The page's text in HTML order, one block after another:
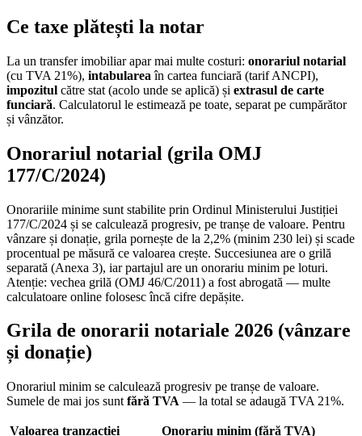
Ce taxe plătești la notar
La un transfer imobiliar apar mai multe costuri: onorariul notarial
(cu TVA 21%), intabularea în cartea funciară (tarif ANCPI),
impozitul către stat (acolo unde se aplică) și extrasul de carte
funciară. Calculatorul le estimează pe toate, separat pe cumpărător
și vânzător.
Onorariul notarial (grila OMJ
177/C/2024)
Onorariile minime sunt stabilite prin Ordinul Ministerului Justiției
177/C/2024 și se calculează progresiv, pe tranșe de valoare. Pentru
vânzare și donație, grila pornește de la 2,2% (minim 230 lei) și scade
procentual pe măsură ce valoarea crește. Succesiunea are o grilă
separată (Anexa 3), iar partajul are un onorariu minim pe loturi.
Atenție: vechea grilă (OMJ 46/C/2011) a fost abrogată — multe
calculatoare online folosesc încă cifre depășite.
Grila de onorarii notariale 2026 (vânzare
și donație)
Onorariul minim se calculează progresiv pe tranșe de valoare.
Sumele de mai jos sunt fără TVA — la total se adaugă TVA 21%.
Valoarea tranzacției Onorariu minim (fără TVA)